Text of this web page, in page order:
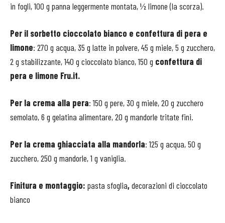
in fogli, 100 g panna leggermente montata, ½ limone (la scorza).
Per il sorbetto cioccolato bianco e confettura di pera e
limone: 270 g acqua, 35 g latte in polvere, 45 g miele, 5 g zucchero,
2 g stabilizzante, 140 g cioccolato bianco, 150 g confettura di
pera e limone Fru.it.
Per la crema alla pera: 150 g pere, 30 g miele, 20 g zucchero
semolato, 6 g gelatina alimentare, 20 g mandorle tritate fini.
Per la crema ghiacciata alla mandorla: 125 g acqua, 50 g
zucchero, 250 g mandorle, 1 g vaniglia.
Finitura e montaggio: pasta sfoglia,decorazioni di cioccolato
bianco